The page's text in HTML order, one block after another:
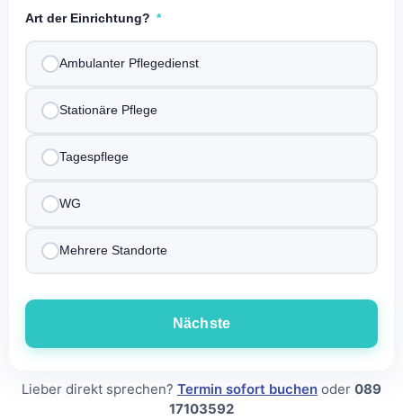
Art der Einrichtung?
Ambulanter Pflegedienst
Stationäre Pflege
Tagespflege
WG
Mehrere Standorte
Nächste
Lieber direkt sprechen? Termin sofort buchen oder 089
17103592